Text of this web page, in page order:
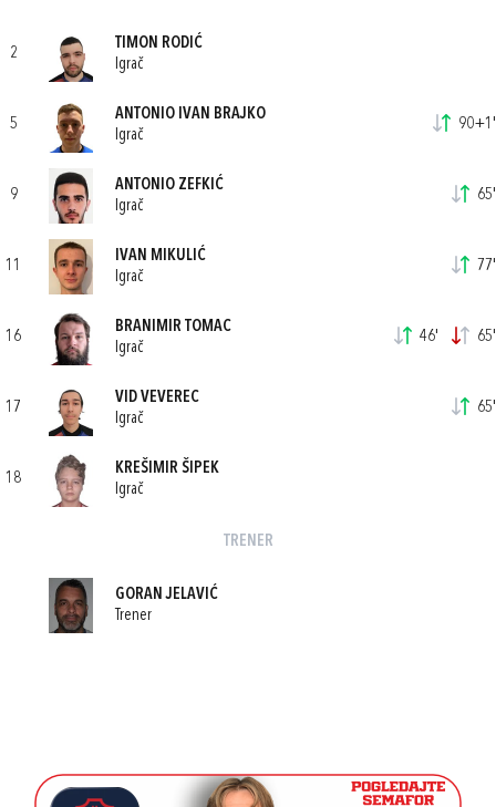
2
TIMON RODIĆ
Igrač
5
ANTONIO IVAN BRAJKO
Igrač
90+1'
9
ANTONIO ZEFKIĆ
Igrač
65'
11
IVAN MIKULIĆ
Igrač
77'
16
BRANIMIR TOMAC
Igrač
46' 65'
17
VID VEVEREC
Igrač
65'
18
KREŠIMIR ŠIPEK
Igrač
TRENER
GORAN JELAVIĆ
Trener